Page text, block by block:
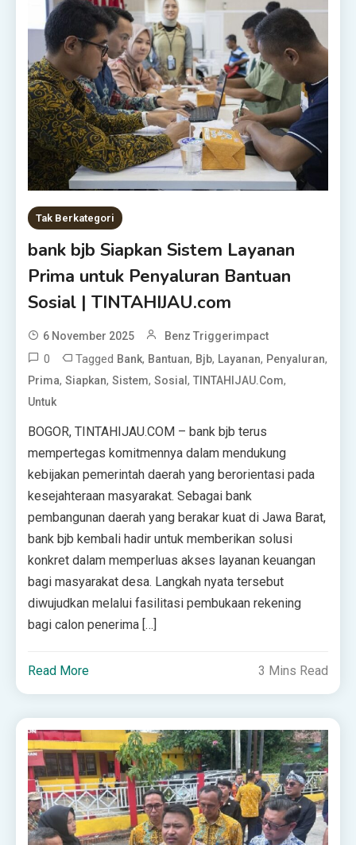
Tak Berkategori
bank bjb Siapkan Sistem Layanan
Prima untuk Penyaluran Bantuan
Sosial | TINTAHIJAU.com
6 November 2025 Benz Triggerimpact
0 Tagged Bank, Bantuan, Bjb, Layanan, Penyaluran,
Prima,Siapkan,Sistem,Sosial,TINTAHIJAU.com,
Untuk
BOGOR, TINTAHIJAU.COM – bank bjb terus
mempertegas komitmennya dalam mendukung
kebijakan pemerintah daerah yang berorientasi pada
kesejahteraan masyarakat. Sebagai bank
pembangunan daerah yang berakar kuat di Jawa Barat,
bank bjb kembali hadir untuk memberikan solusi
konkret dalam memperluas akses layanan keuangan
bagi masyarakat desa. Langkah nyata tersebut
diwujudkan melalui fasilitasi pembukaan rekening
bagi calon penerima […]
Read More 3 Mins Read